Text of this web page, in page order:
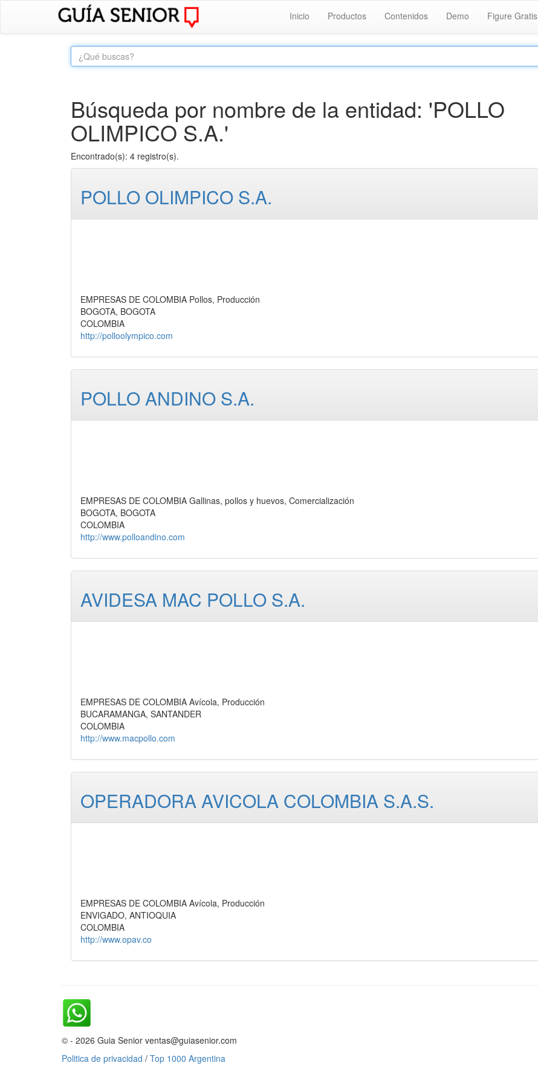
Inicio Productos Contenidos Demo Figure Gratis
Búsqueda por nombre de la entidad: 'POLLO
OLIMPICO S.A.'
Encontrado(s): 4 registro(s).
POLLO OLIMPICO S.A.
EMPRESAS DE COLOMBIA Pollos, Producción
BOGOTA, BOGOTA
COLOMBIA
http://polloolympico.com
POLLO ANDINO S.A.
EMPRESAS DE COLOMBIA Gallinas, pollos y huevos, Comercialización
BOGOTA, BOGOTA
COLOMBIA
http://www.polloandino.com
AVIDESA MAC POLLO S.A.
EMPRESAS DE COLOMBIA Avícola, Producción
BUCARAMANGA, SANTANDER
COLOMBIA
http://www.macpollo.com
OPERADORA AVICOLA COLOMBIA S.A.S.
EMPRESAS DE COLOMBIA Avícola, Producción
ENVIGADO, ANTIOQUIA
COLOMBIA
http://www.opav.co
© - 2026 Guia Senior ventas@guiasenior.com
Politica de privacidad / Top 1000 Argentina